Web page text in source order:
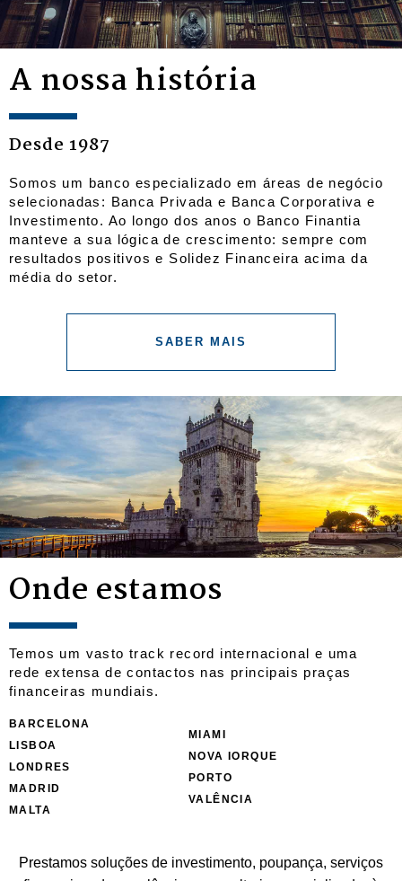
A nossa história
Desde 1987
Somos um banco especializado em áreas de negócio
selecionadas: Banca Privada e Banca Corporativa e
Investimento. Ao longo dos anos o Banco Finantia
manteve a sua lógica de crescimento: sempre com
resultados positivos e Solidez Financeira acima da
média do setor.
depósitos
serviços
consultoria
para
investimento
SABER MAIS
Onde estamos
Temos um vasto track record internacional e uma
rede extensa de contactos nas principais praças
financeiras mundiais.
BARCELONA
LISBOA
LONDRES
MADRID
MALTA
MIAMI
NOVA IORQUE
PORTO
VALÊNCIA
Prestamos soluções de investimento, poupança, serviços